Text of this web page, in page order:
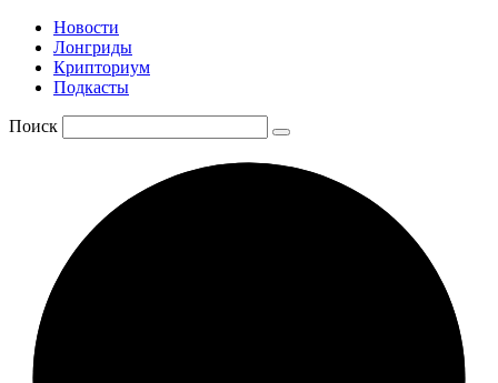
Новости
Лонгриды
Крипториум
Подкасты
Поиск